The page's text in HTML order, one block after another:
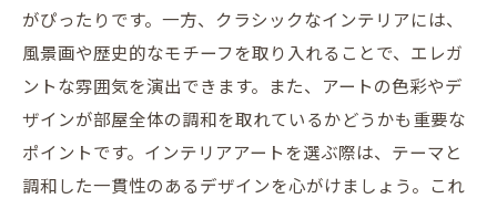
がぴったりです。一方、クラシックなインテリアには、
風景画や歴史的なモチーフを取り入れることで、エレガ
ントな雰囲気を演出できます。また、アートの色彩やデ
ザインが部屋全体の調和を取れているかどうかも重要な
ポイントです。インテリアアートを選ぶ際は、テーマと
調和した一貫性のあるデザインを心がけましょう。これ